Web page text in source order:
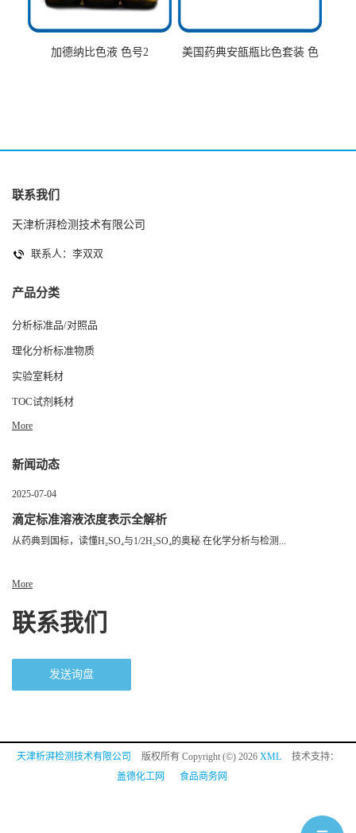
加德纳比色液 色号2
美国药典安瓿瓶比色套装 色
联系我们
天津析湃检测技术有限公司
联系人：李双双
产品分类
分析标准品/对照品
理化分析标准物质
实验室耗材
TOC试剂耗材
More
新闻动态
2025-07-04
滴定标准溶液浓度表示全解析
从药典到国标，读懂H₂SO₄与1/2H₂SO₄的奥秘 在化学分析与检测...
More
联系我们
发送询盘
天津析湃检测技术有限公司 版权所有 Copyright (©) 2026 XML
技术支持：
盖德化工网
食品商务网